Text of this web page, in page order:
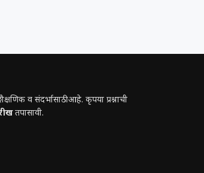
व संदर्भासाठी आहे. कृपया प्रश्नाची
तपासावी.